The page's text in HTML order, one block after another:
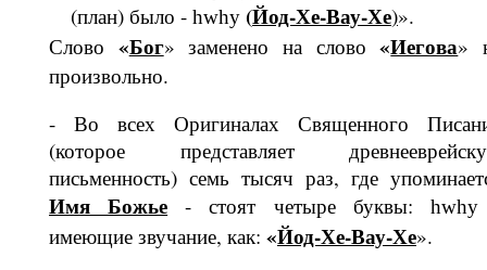
(план) было - hwhy (Йод-Хе-Вау-Хе)».
Слово «Бог» заменено на слово«Иего­ва»
произвольно.
- Во всех Оригиналах Священного
(которое представляет
письменность) семь тысяч раз, где
Имя Божье - стоят четыре буквы: hwhy
имеющие звуча­ние, как: «Йод-Хе-Вау-Хе».